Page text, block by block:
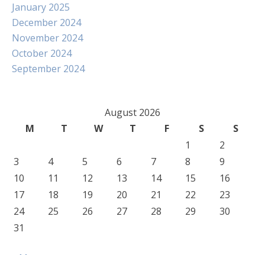
January 2025
December 2024
November 2024
October 2024
September 2024
August 2026
M
T W T F S
S
1
2
3
4 5 6 7 8
9
10
11 12 13 14 15
16
17
18 19 20 21 22
23
24
25 26 27 28 29
30
31